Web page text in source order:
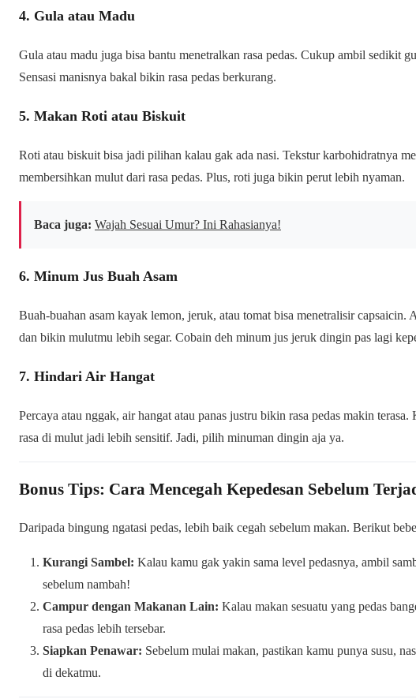
4. Gula atau Madu
Gula atau madu juga bisa bantu menetralkan rasa pedas. Cukup ambil sedikit
Sensasi manisnya bakal bikin rasa pedas berkurang.
5. Makan Roti atau Biskuit
Roti atau biskuit bisa jadi pilihan kalau gak ada nasi. Tekstur karbohidratnya
membersihkan mulut dari rasa pedas. Plus, roti juga bikin perut lebih nyaman.
Baca juga: Wajah Sesuai Umur? Ini Rahasianya!
6. Minum Jus Buah Asam
Buah-buahan asam kayak lemon, jeruk, atau tomat bisa menetralisir capsaicin.
dan bikin mulutmu lebih segar. Cobain deh minum jus jeruk dingin pas lagi
7. Hindari Air Hangat
Percaya atau nggak, air hangat atau panas justru bikin rasa pedas makin
rasa di mulut jadi lebih sensitif. Jadi, pilih minuman dingin aja ya.
Bonus Tips: Cara Mencegah Kepedesan Sebelum
Daripada bingung ngatasi pedas, lebih baik cegah sebelum makan. Berikut
Kurangi Sambel: Kalau kamu gak yakin sama level pedasnya, ambil
sebelum nambah!
Campur dengan Makanan Lain: Kalau makan sesuatu yang pedas
rasa pedas lebih tersebar.
Siapkan Penawar: Sebelum mulai makan, pastikan kamu punya susu,
di dekatmu.